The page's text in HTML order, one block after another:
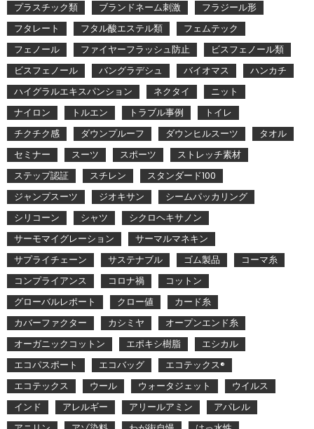
プラスチック類
ブランドネーム刺激
フラジール形
フタレート
フタル酸エステル類
フェムテック
フェノール
ファイヤーフラッシュ防止
ビスフェノール類
ビスフェノール
バングラデシュ バイオマス
ハンカチ
ハイグラルエキスパンション
ネクタイ
ニット
ナイロン
トルエン トラブル事例
トイレ
チクチク感
ダウンプルーフ ダウンヒルスーツ
タオル
セミナー
スーツ スポーツ
ストレッチ素材
ステップ認証
スチレン
スタンダード100
ジャンプスーツ
ジオキサン
シームパッカリング
シリコーン
シャツ
シクロヘキサノン
サーモマイグレーション
サーマルマネキン
サプライチェーン
サステナブル ゴム製品
コーマ糸
コンプライアンス
コロナ禍
コットン
グローバルレポート
クロー値
カード糸
カバーファクター
カシミヤ
オープンエンド糸
オーガニックコットン
エポキシ樹脂
エシカル
エコパスポート
エコバッグ
エコテックス®
エコテックス
ウール ウォータジェット
ウイルス
インド
アレルギー アリールアミン
アパレル